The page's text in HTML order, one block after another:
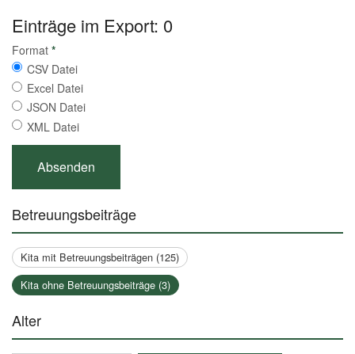
Einträge im Export: 0
Format *
CSV Datei
Excel Datei
JSON Datei
XML Datei
Betreuungsbeiträge
Kita mit Betreuungsbeiträgen (125)
Kita ohne Betreuungsbeiträge (3)
Alter